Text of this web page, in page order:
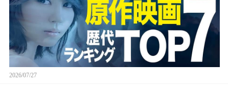
2026/07/27